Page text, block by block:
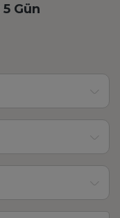
5 Gün